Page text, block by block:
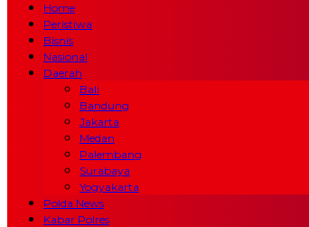
Home
Peristiwa
Bisnis
Nasional
Daerah
Bali
Bandung
Jakarta
Medan
Palembang
Surabaya
Yogyakarta
Polda News
Kabar Polres